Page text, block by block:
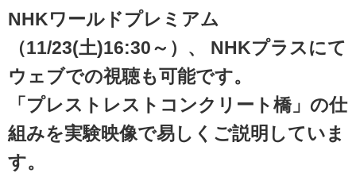
NHKワールドプレミアム
（11/23(土)16:30～）、 NHKプラスにて
ウェブでの視聴も可能です。
「プレストレストコンクリート橋」の仕
組みを実験映像で易しくご説明していま
す。